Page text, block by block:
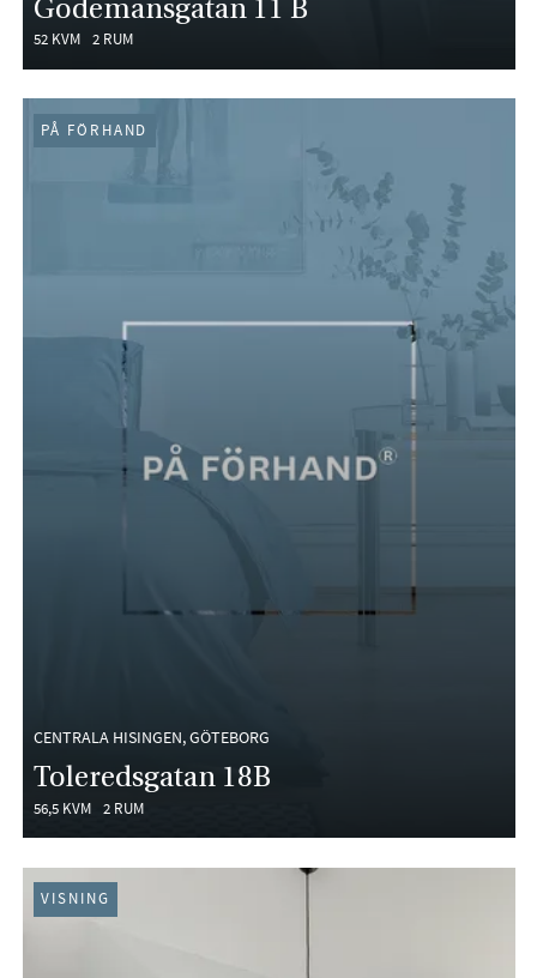
Godemansgatan 11 B
52 KVM 2 RUM
CENTRALA HISINGEN, GÖTEBORG
Toleredsgatan 18B
56,5 KVM 2 RUM
PÅ FÖRHAND
VISNING